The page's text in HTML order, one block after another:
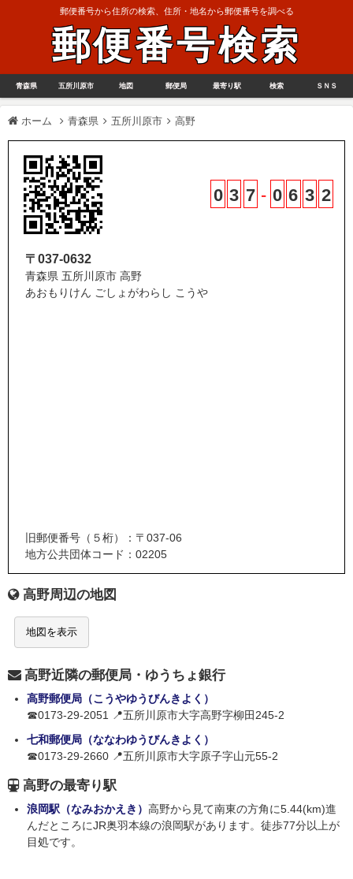
郵便番号から住所の検索、住所・地名から郵便番号を調べる
郵便番号検索
青森県 五所川原市 地図 郵便局 最寄り駅 検索 ＳＮＳ
ホーム 青森県 五所川原市 高野
0 3 7 - 0 6 3 2
〒037-0632
青森県 五所川原市 高野
あおもりけん ごしょがわらし こうや
旧郵便番号（５桁）：〒037-06
地方公共団体コード：02205
高野周辺の地図
地図を表示
高野近隣の郵便局・ゆうちょ銀行
高野郵便局（こうやゆうびんきよく）
☎0173-29-2051 📍五所川原市大字高野字柳田245-2
七和郵便局（ななわゆうびんきよく）
☎0173-29-2660 📍五所川原市大字原子字山元55-2
高野の最寄り駅
浪岡駅（なみおかえき） 高野から見て南東の方角に5.44(km)進
んだところにJR奥羽本線の浪岡駅があります。徒歩77分以上が
目処です。